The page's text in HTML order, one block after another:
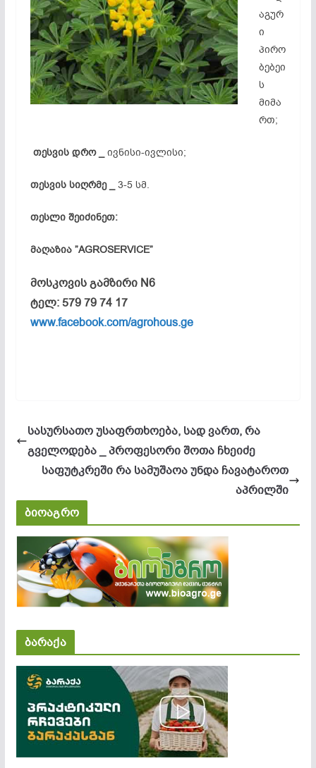
აგურ
ი
პირო
ბებეი
ს
მიმა
რთ;
თესვის დრო _ ივნისი-ივლისი;
თესვის სიღრმე _ 3-5 სმ.
თესლი შეიძინეთ:
მაღაზია ”AGROSERVICE”
მოსკოვის გამზირი N6
ტელ: 579 79 74 17
www.facebook.com/agrohous.ge
სასურსათო უსაფრთხოება, სად ვართ, რა
გველოდება _ პროფესორი შოთა ჩხეიძე
საფუტკრეში რა სამუშაოა უნდა ჩავატაროთ
აპრილში
ბიოაგრო
ბარაქა